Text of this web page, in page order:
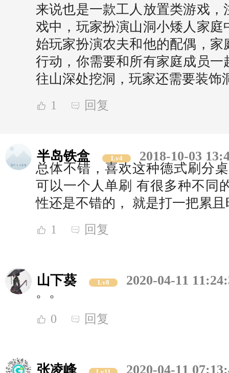
来说也是一款工人放置类游戏
戏中，玩家扮演山洞小矮人家
始玩家扮演农夫和他的配偶，
行动，你需要和所有家庭成员
往山深处挖洞，玩家还需要装饰
1 回复
半岛铁盒 Lv4
2018-10-03
总体不错，喜欢这种德式刷分
可以一个人单刷 有很多种不同
性还是不错的， 就是打一把累
1 回复
山下葵 Lv8
2020-04-11
。。
0 回复
张凌峰
2020-04-11